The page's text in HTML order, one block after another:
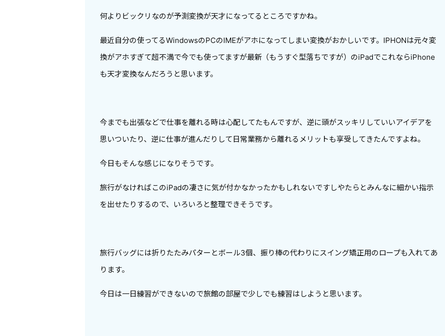
何よりビックリなのが予測変換が天才になってるところですかね。
最近自分の使ってるWindowsのPCのIMEがアホになってしまい変換がおかしいです。IPHONは元々変
換がアホすぎて超不満で今でも使ってますが最新（もうすぐ型落ちですが）のiPadでこれならiPhone
も天才変換なんだろうと思います。
今までも出張などで仕事を離れる時は心配してたもんですが、逆に頭がスッキリしていいアイデアを
思いついたり、逆に仕事が進んだりして日常業務から離れるメリットも享受してきたんですよね。
今日もそんな感じになりそうです。
旅行がなければこのiPadの凄さに気が付かなかったかもしれないですしやたらとみんなに細かい指示
を出せたりするので、いろいろと整理できそうです。
旅行バッグには折りたたみパターとボール3個、振り棒の代わりにスイング矯正用のロープも入れてあ
ります。
今日は一日練習ができないので旅館の部屋で少しでも練習はしようと思います。